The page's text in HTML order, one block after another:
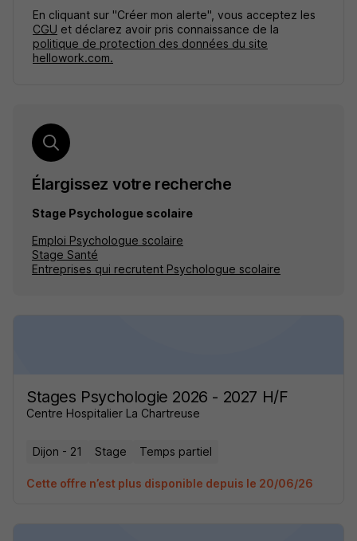
En cliquant sur "Créer mon alerte", vous acceptez les
CGU et déclarez avoir pris connaissance de la
politique de protection des données du site
hellowork.com.
Élargissez votre recherche
Stage Psychologue scolaire
Emploi Psychologue scolaire
Stage Santé
Entreprises qui recrutent Psychologue scolaire
Stages Psychologie 2026 - 2027 H/F
Centre Hospitalier La Chartreuse
Dijon - 21 Stage Temps partiel
Cette offre n’est plus disponible depuis le 20/06/26